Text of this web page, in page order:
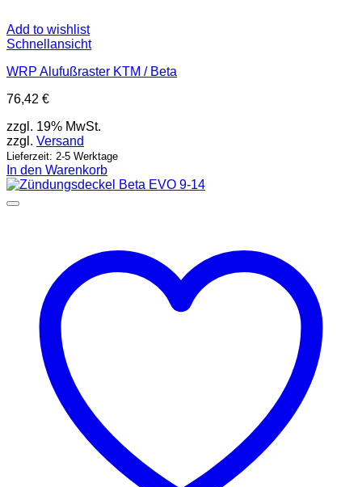
Add to wishlist
Schnellansicht
WRP Alufußraster KTM / Beta
76,42 €
zzgl. 19% MwSt.
zzgl. Versand
Lieferzeit: 2-5 Werktage
In den Warenkorb